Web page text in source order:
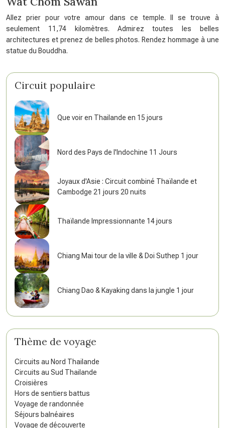
Allez prier pour votre amour dans ce temple. Il se trouve à
seulement 11,74 kilomètres. Admirez toutes les belles
architectures et prenez de belles photos. Rendez hommage à une
statue du Bouddha.
Circuit populaire
Que voir en Thailande en 15 jours
Nord des Pays de l'Indochine 11 Jours
Joyaux d'Asie : Circuit combiné Thaïlande et
Cambodge 21 jours 20 nuits
Thaïlande Impressionnante 14 jours
Chiang Mai tour de la ville & Doi Suthep 1 jour
Chiang Dao & Kayaking dans la jungle 1 jour
Thème de voyage
Circuits au Nord Thailande
Circuits au Sud Thailande
Croisières
Hors de sentiers battus
Voyage de randonnée
Séjours balnéaires
Voyage de découverte